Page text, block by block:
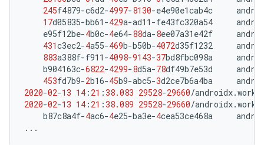
245f4879-c6d2-4997-8130-e4e90e1cab4c
17d05835-bb61 -429a-ad11 -fe43fc320a54
e95f12be-4b0c-4e64-88da-8ee07a31e42f
431c3ec2-4a55-469b-b50b-4072d35f1232
883a388f-f911 -4098-9143-37bd8fbc098a
b904163c-6822-4299-8d5a-78df49b7e53d
453fd7b9-2b16-45b9-abc5-3d2ce7b6a4ba
2020-02-13 14 : 21 :38.083 29528-29660/androidx.work
2020-02-13 14 : 21 :38.089 29528-29660/androidx.work
b87c8a4f-4ac6-4e25-ba3e-4cea53ce468a
...